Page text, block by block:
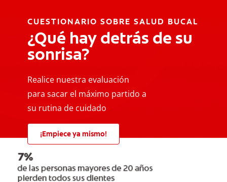
CUESTIONARIO SOBRE SALUD BUCAL
¿Qué hay detrás de su
sonrisa?
Realice nuestra evaluación
para sacar el máximo partido a
su rutina de cuidado
¡Empiece ya mismo!